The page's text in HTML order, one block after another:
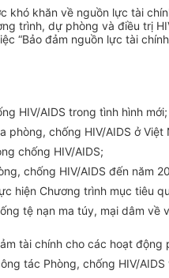
khăn về nguồn lực tài
trình, dự phòng và điều trị
“Bảo đảm nguồn lực tài
HIV/AIDS trong tình hình mới;
phòng, chống HIV/AIDS ở
chống HIV/AIDS;
chống HIV/AIDS đến năm
hiện Chương trình mục tiêu q
tệ nạn ma túy, mại dâm
tài chính cho các hoạt động
tác Phòng, chống HIV/